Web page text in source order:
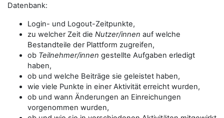
Datenbank:
Login- und Logout-Zeitpunkte,
zu welcher Zeit die Nutzer/innen auf welche
Bestandteile der Plattform zugreifen,
ob Teilnehmer/innen gestellte Aufgaben erledigt
haben,
ob und welche Beiträge sie geleistet haben,
wie viele Punkte in einer Aktivität erreicht wurden,
ob und wann Änderungen an Einreichungen
vorgenommen wurden,